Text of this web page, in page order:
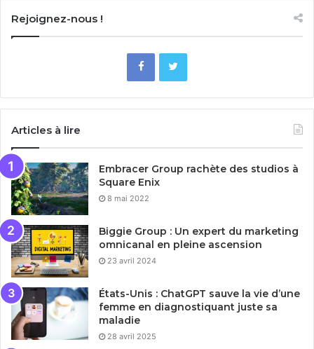
Rejoignez-nous !
Articles à lire
Embracer Group rachète des studios à
Square Enix
8 mai 2022
Biggie Group : Un expert du marketing
omnicanal en pleine ascension
23 avril 2024
États-Unis : ChatGPT sauve la vie d’une
femme en diagnostiquant juste sa
maladie
28 avril 2025